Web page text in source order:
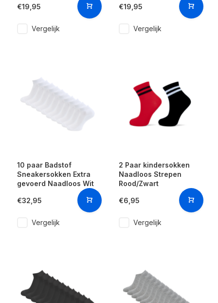
€19,95
Vergelijk
€19,95
Vergelijk
10 paar Badstof
Sneakersokken Extra
gevoerd Naadloos Wit
€32,95
Vergelijk
2 Paar kindersokken
Naadloos Strepen
Rood/Zwart
€6,95
Vergelijk